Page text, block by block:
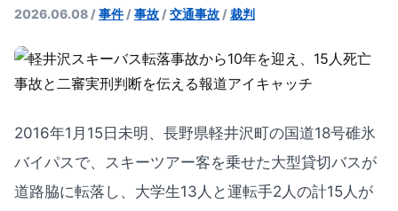
2026.06.08 /事件/事故 /交通事故 /裁判
2016年1月15日未明、長野県軽井沢町の国道18号碓氷
バイパスで、スキーツアー客を乗せた大型貸切バスが
道路脇に転落し、大学生13人と運転手2人の計15人が